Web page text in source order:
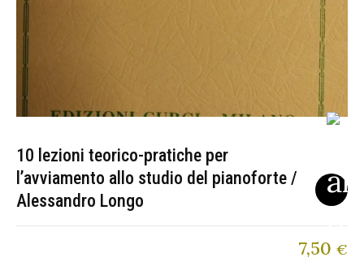
10 lezioni teorico-pratiche per
l’avviamento allo studio del pianoforte /
Alessandro Longo
7,50 €